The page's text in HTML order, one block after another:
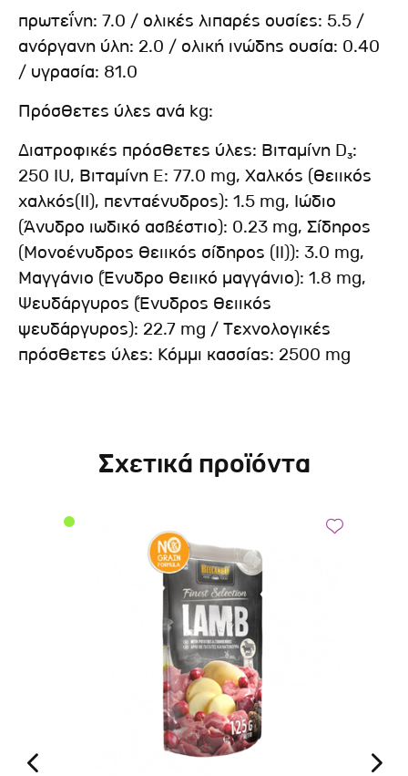
πρωτεΐνη: 7.0 / ολικές λιπαρές ουσίες: 5.5 /
ανόργανη ύλη: 2.0 / ολική ινώδης ουσία: 0.40
/ υγρασία: 81.0
Πρόσθετες ύλες ανά kg:
Διατροφικές πρόσθετες ύλες: Βιταμίνη D₃:
250 IU, Βιταμίνη E: 77.0 mg, Χαλκός (Θειικός
χαλκός(II), πενταένυδρος): 1.5 mg, Ιώδιο
(Άνυδρο ιωδικό ασβέστιο): 0.23 mg, Σίδηρος
(Mονοένυδρος θειικός σίδηρος (ΙΙ)): 3.0 mg,
Μαγγάνιο (Ένυδρο θειικό μαγγάνιο): 1.8 mg,
Ψευδάργυρος (Ένυδρος θειικός
ψευδάργυρος): 22.7 mg / Τεχνολογικές
πρόσθετες ύλες: Κόμμι κασσίας: 2500 mg
Σχετικά προϊόντα